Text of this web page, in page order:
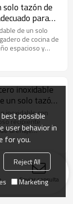
solo tazón de
para
de un solo
de cocina de
espacioso y
de limpieza y
inoxidable
un solo tazón,
inoxidable con
recipiente
drenaje
de cocina
eficientes de
alimentos.
Enviar consulta
possible
user behavior in
for you.
Reject All
Marketing